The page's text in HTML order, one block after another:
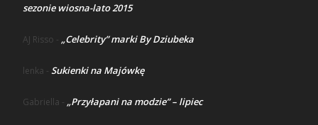
sezonie wiosna-lato 2015
AJ Risso - „Celebrity” marki By Dziubeka
lenka - Sukienki na Majówkę
Gabriella - „Przyłapani na modzie” – lipiec